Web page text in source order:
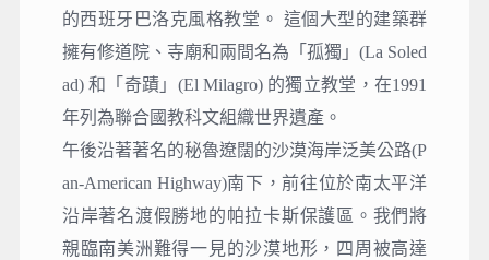
的西班牙巴洛克風格教堂。 這個大型的建築群
擁有修道院、寺廟和兩間名為「孤獨」(La Soled
ad) 和「奇蹟」(El Milagro) 的獨立教堂，在1991
年列為聯合國教科文組織世界遺產。
午後沿著著名的秘魯遼闊的沙漠海岸泛美公路(P
an-American Highway)南下，前往位於南太平洋
沿岸著名渡假勝地的帕拉卡斯保護區。我們將
親臨南美洲難得一見的沙漠地形，四周被高達